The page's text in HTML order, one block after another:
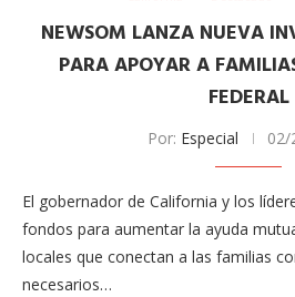
NEWSOM LANZA NUEVA
PARA APOYAR A
FEDERAL
Por: Especial 02/
El gobernador de California y los
fondos para aumentar la ayuda
locales que conectan a las familias
necesarios…